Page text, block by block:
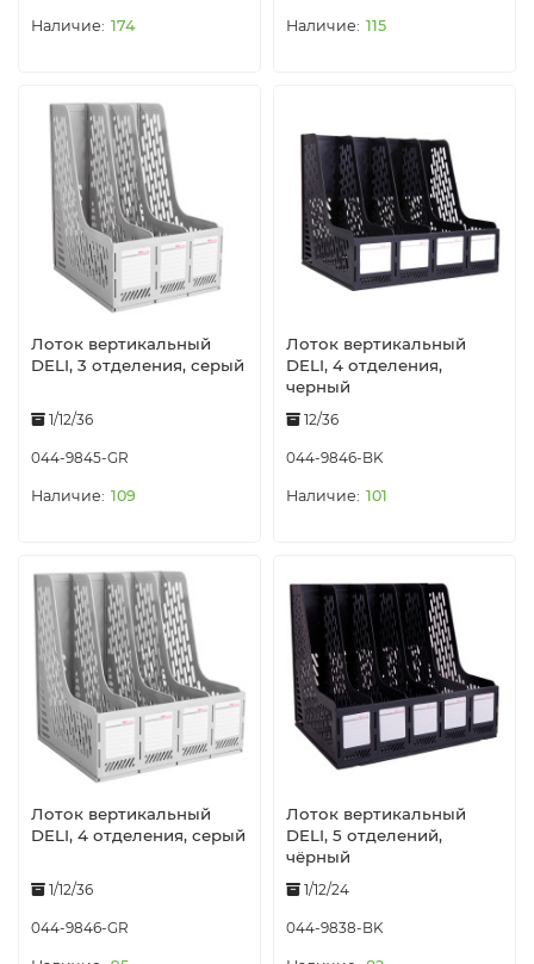
174 115
Лоток вертикальный
DELI, 3 отделения, серый
1/12/36
044-9845-GR
109
Лоток вертикальный
DELI, 4 отделения,
черный
12/36
044-9846-BK
101
Лоток вертикальный
DELI, 4 отделения, серый
1/12/36
044-9846-GR
Лоток вертикальный
DELI, 5 отделений,
чёрный
1/12/24
044-9838-BK